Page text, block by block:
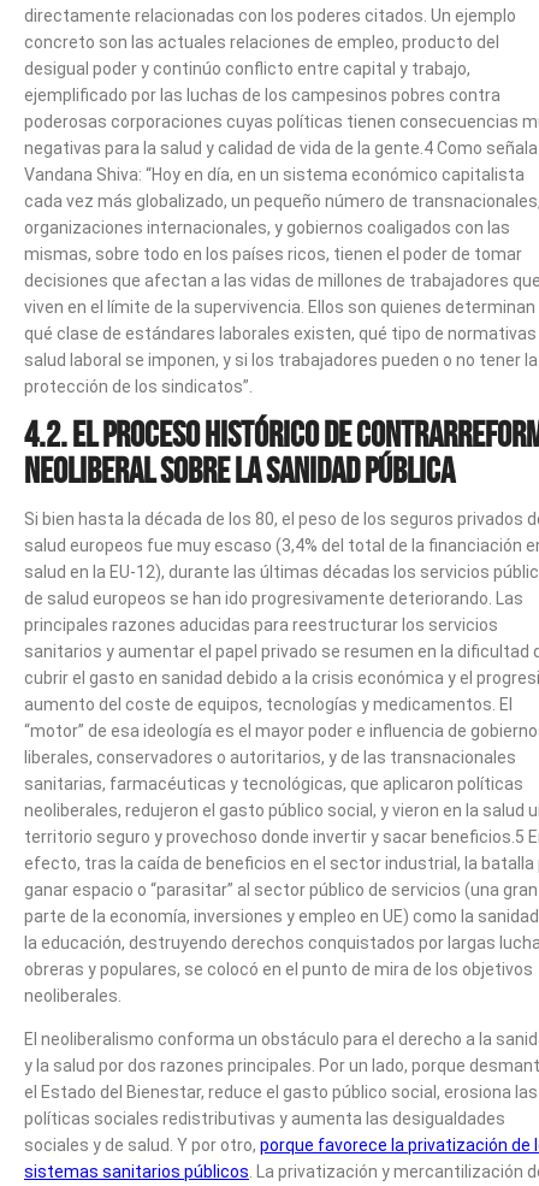
directamente relacionadas con los poderes citados. Un ejemplo
concreto son las actuales relaciones de empleo, producto del
desigual poder y continúo conflicto entre capital y trabajo,
ejemplificado por las luchas de los campesinos pobres contra
poderosas corporaciones cuyas políticas tienen consecuencias
negativas para la salud y calidad de vida de la gente.4 Como señala
Vandana Shiva: “Hoy en día, en un sistema económico capitalista
cada vez más globalizado, un pequeño número de
organizaciones internacionales, y gobiernos coaligados con las
mismas, sobre todo en los países ricos, tienen el poder de tomar
decisiones que afectan a las vidas de millones de trabajadores
viven en el límite de la supervivencia. Ellos son quienes determinan
qué clase de estándares laborales existen, qué tipo de normativas
salud laboral se imponen, y si los trabajadores pueden o no tener la
protección de los sindicatos”.
4.2. El proceso histórico de
neoliberal sobre la sanidad pública
Si bien hasta la década de los 80, el peso de los seguros privados
salud europeos fue muy escaso (3,4% del total de la financiación
salud en la EU-12), durante las últimas décadas los servicios
de salud europeos se han ido progresivamente deteriorando. Las
principales razones aducidas para reestructurar los servicios
sanitarios y aumentar el papel privado se resumen en la dificultad
cubrir el gasto en sanidad debido a la crisis económica y el
aumento del coste de equipos, tecnologías y medicamentos. El
“motor” de esa ideología es el mayor poder e influencia de
liberales, conservadores o autoritarios, y de las transnacionales
sanitarias, farmacéuticas y tecnológicas, que aplicaron políticas
neoliberales, redujeron el gasto público social, y vieron en la salud
territorio seguro y provechoso donde invertir y sacar beneficios.5
efecto, tras la caída de beneficios en el sector industrial, la batalla
ganar espacio o “parasitar” al sector público de servicios (una gran
parte de la economía, inversiones y empleo en UE) como la
la educación, destruyendo derechos conquistados por largas
obreras y populares, se colocó en el punto de mira de los objetivos
neoliberales.
El neoliberalismo conforma un obstáculo para el derecho a la
y la salud por dos razones principales. Por un lado, porque
el Estado del Bienestar, reduce el gasto público social, erosiona las
políticas sociales redistributivas y aumenta las desigualdades
sociales y de salud. Y por otro, porque favorece la privatización de
sistemas sanitarios públicos . La privatización y mercantilización